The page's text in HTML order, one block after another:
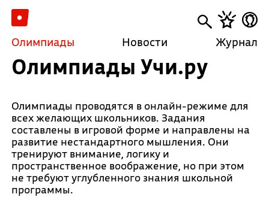
Олимпиады Новости Журнал
Олимпиады Учи.ру
Олимпиады проводятся в онлайн-режиме для
всех желающих школьников. Задания
составлены в игровой форме и направлены на
развитие нестандартного мышления. Они
тренируют внимание, логику и
пространственное воображение, но при этом
не требуют углубленного знания школьной
программы.